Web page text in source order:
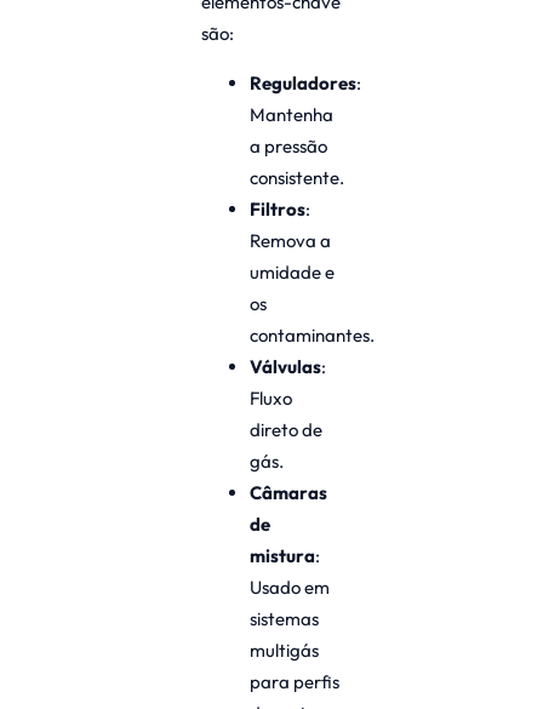
são:
Reguladores:
Mantenha
a pressão
consistente.
Filtros:
Remova a
umidade e
os
contaminantes.
Válvulas:
Fluxo
direto de
gás.
Câmaras
de
mistura:
Usado em
sistemas
multigás
para perfis